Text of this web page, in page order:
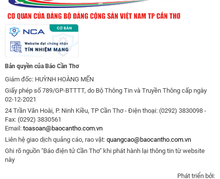
Bản quyền của Báo Cần Thơ
Giám đốc: HUỲNH HOÀNG MẾN
Giấy phép số 789/GP-BTTTT, do Bộ Thông Tin và Truyền Thông cấp ngày
02-12-2021
24 Trần Văn Hoài, P. Ninh Kiều, TP Cần Thơ - Điện thoại: (0292) 3830098 -
Fax: (0292) 3830561
Email: toasoan@baocantho.com.vn
Liên hệ giao dịch quảng cáo, rao vặt: quangcao@baocantho.com.vn
Ghi rõ nguồn "Báo điện tử Cần Thơ" khi phát hành lại thông tin từ website
này
Phát triển bởi: